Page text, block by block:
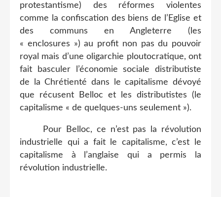
protestantisme) des réformes violentes
comme la confiscation des biens de l’Eglise et
des communs en Angleterre (les
« enclosures ») au profit non pas du pouvoir
royal mais d’une oligarchie ploutocratique, ont
fait basculer l’économie sociale distributiste
de la Chrétienté dans le capitalisme dévoyé
que récusent Belloc et les distributistes (le
capitalisme « de quelques-uns seulement »).
Pour Belloc, ce n’est pas la révolution
industrielle qui a fait le capitalisme, c’est le
capitalisme à l’anglaise qui a permis la
révolution industrielle.